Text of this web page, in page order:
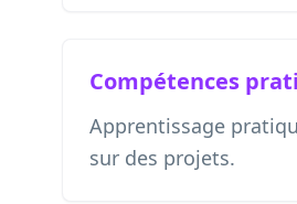
Compétences
Apprentissage
sur des projets.